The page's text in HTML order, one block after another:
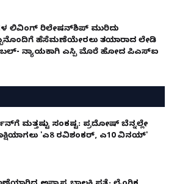
ಲಿವಿಂಗ್‌ ರಿಲೇಷನ್‌ಶಿಪ್ ಮುರಿದು
ಹೆಸೆಮಣೆಯೇರಲು ತಯಾರಾದ ಲೇಡಿ
ನ್ಯಾಯಕ್ಕಾಗಿ ಎಸ್ಪಿ ಮೊರೆ ಹೋದ ಪಿಎಸ್ಐ
ಮತ್ತಷ್ಟು ಸಂಕಷ್ಟ: ಪ್ರದೋಷ್ ಬೆನ್ನಲ್ಲೇ
'ಎ8 ರವಿಶಂಕರ್, ಎ10 ವಿನಯ್'